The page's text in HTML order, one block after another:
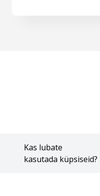
Kas lubate
kasutada küpsiseid?